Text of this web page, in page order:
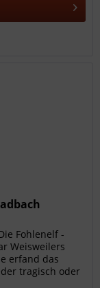
Fohlenelf -
Weisweilers
erfand das
tragisch oder